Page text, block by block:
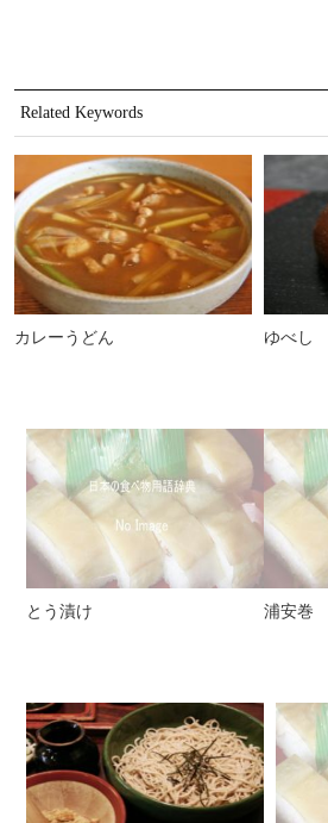
Related Keywords
カレーうどん ゆべし
とう漬け 浦安巻